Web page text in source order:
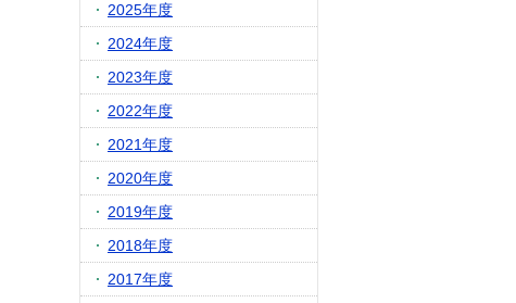
2025年度
2024年度
2023年度
2022年度
2021年度
2020年度
2019年度
2018年度
2017年度